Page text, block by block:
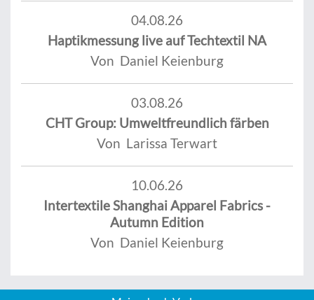
04.08.26
Haptikmessung live auf Techtextil NA
Von Daniel Keienburg
03.08.26
CHT Group: Umweltfreundlich färben
Von Larissa Terwart
10.06.26
Intertextile Shanghai Apparel Fabrics -
Autumn Edition
Von Daniel Keienburg